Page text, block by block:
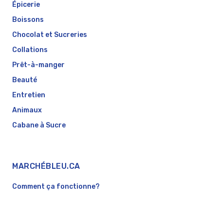
Épicerie
Boissons
Chocolat et Sucreries
Collations
Prêt-à-manger
Beauté
Entretien
Animaux
Cabane à Sucre
MARCHÉBLEU.CA
Comment ça fonctionne?